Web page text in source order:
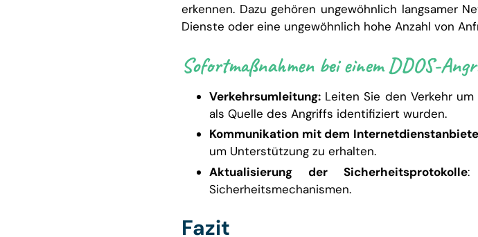
erkennen. Dazu gehören ungewöhnlich langsamer
Dienste oder eine ungewöhnlich hohe Anzahl von
Sofortmaßnahmen bei einem DDOS-
Verkehrsumleitung: Leiten Sie den Verkehr
als Quelle des Angriffs identifiziert wurden.
Kommunikation mit dem
um Unterstützung zu erhalten.
Aktualisierung der Sicherheitsprotokolle:
Sicherheitsmechanismen.
Fazit